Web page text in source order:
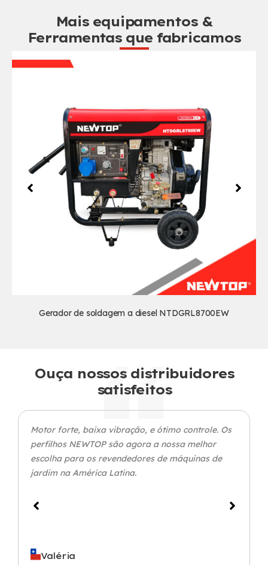
Mais equipamentos &
Ferramentas que fabricamos
Gerador de soldagem a diesel NTDGRL8700EW
Ouça nossos distribuidores
satisfeitos
Motor forte, baixa vibração, e ótimo controle. Os
perfilhos NEWTOP são agora a nossa melhor
escolha para os revendedores de máquinas de
jardim na América Latina.
Valéria